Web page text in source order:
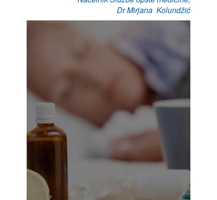
Dr Mirjana Kolundžić